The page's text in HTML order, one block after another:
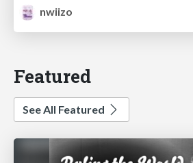
nwiizo
Featured
See All Featured